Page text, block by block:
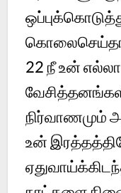
22 நீ உன் எல்லா
நிர்வாணமும்
உன்